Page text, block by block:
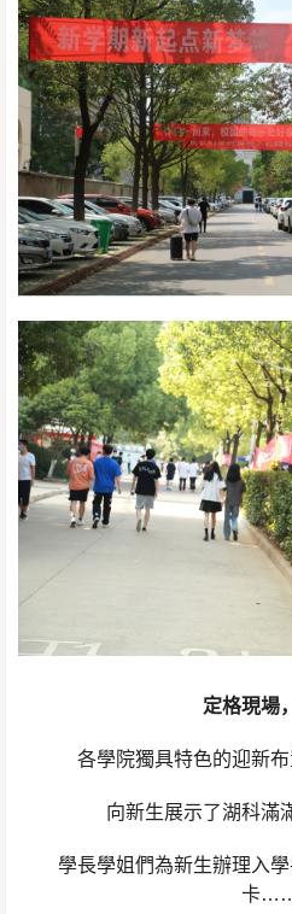
定格現場
各學院獨具特色的迎新
向新生展示了湖科滿
學長學姐們為新生辦理入
卡